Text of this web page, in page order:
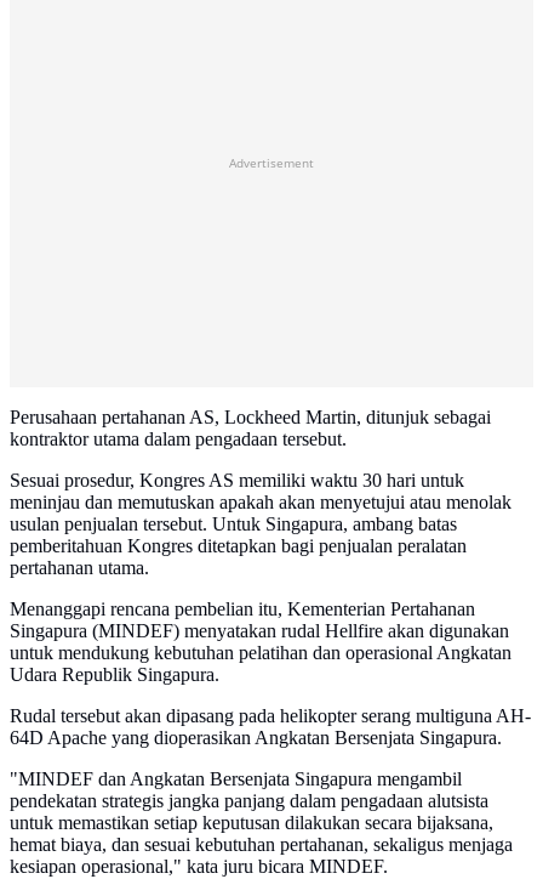
Advertisement
Perusahaan pertahanan AS, Lockheed Martin, ditunjuk sebagai
kontraktor utama dalam pengadaan tersebut.
Sesuai prosedur, Kongres AS memiliki waktu 30 hari untuk
meninjau dan memutuskan apakah akan menyetujui atau menolak
usulan penjualan tersebut. Untuk Singapura, ambang batas
pemberitahuan Kongres ditetapkan bagi penjualan peralatan
pertahanan utama.
Menanggapi rencana pembelian itu, Kementerian Pertahanan
Singapura (MINDEF) menyatakan rudal Hellfire akan digunakan
untuk mendukung kebutuhan pelatihan dan operasional Angkatan
Udara Republik Singapura.
Rudal tersebut akan dipasang pada helikopter serang multiguna AH-
64D Apache yang dioperasikan Angkatan Bersenjata Singapura.
"MINDEF dan Angkatan Bersenjata Singapura mengambil
pendekatan strategis jangka panjang dalam pengadaan alutsista
untuk memastikan setiap keputusan dilakukan secara bijaksana,
hemat biaya, dan sesuai kebutuhan pertahanan, sekaligus menjaga
kesiapan operasional," kata juru bicara MINDEF.